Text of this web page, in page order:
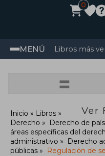
0
MENÚ Libros más
=
Ver
Inicio
Libros
Derecho
Derecho de
áreas específicas del
administrativo
Derecho
públicas
Regulación de